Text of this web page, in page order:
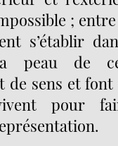
;
s’établir
peau de
de sens et font
pour